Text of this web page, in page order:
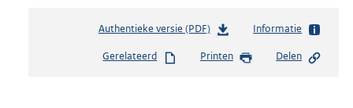
Authentieke versie (PDF)b
s
Informatie
Gerelateerd Printen Delen